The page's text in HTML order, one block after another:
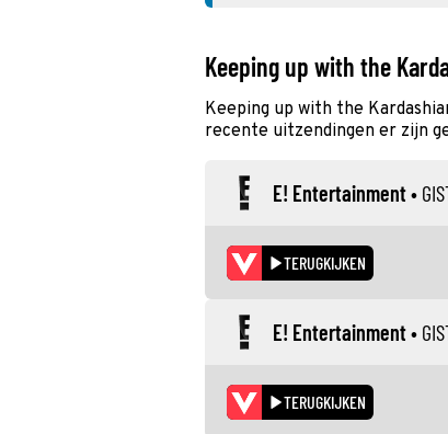
Keeping up with the
Keeping up with the
recente uitzendingen er zijn
E! Entertainment•
TERUGKIJKEN
E! Entertainment•
TERUGKIJKEN